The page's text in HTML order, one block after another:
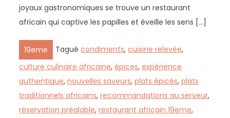
joyaux gastronomiques se trouve un restaurant
africain qui captive les papilles et éveille les sens […]
19eme Taguécondiments,cuisine relevée,
culture culinaire africaine,épices,expérience
authentique,nouvelles saveurs,plats épicés,plats
traditionnels africains,recommandations au serveur,
réservation préalable,restaurant africain 19eme,